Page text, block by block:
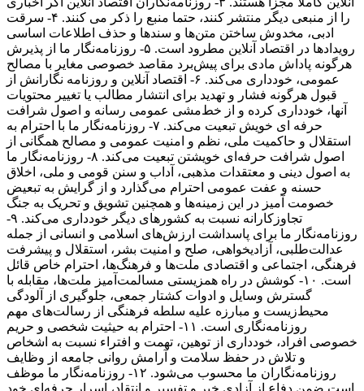
را از منبعی دیگر منتشر کنند، حتما منبع را ذکر می کنند. ۴- سرقت
ادبی، مخدوش ساختن متن‌ها و سندها و حذف اطلاعات اساسی
رویدادها در اقتصاد آنلاین مطرود است. ۵- روزنامه‌نگار ما از پذیرش
هرگونه پاداش مادی برای پیش‌برد مقاصد خصوصی مغایر با مصالح
عمومی، خودداری می‌کند. ۶- اقتصاد آنلاین و روزنامه نگارانش از
قبول هرگونه فشار و تهدید برای انتشار مطالب یا تغییر محتویات
آنها، خودداری کرده و از خط‌مشی عمومی رسانه و اصول شرافت
حرفه ای خویش تبعیت می‌کند. ۷- روزنامه‌نگار ما با احترام به
استقلال و حاکمیت ملی، نظم و امنیت عمومی و مصالح همگانی از
اصول شرافت حرفه‌ای خویشتن تبعیت می‌کند. ۸- روزنامه‌نگار ما
به اصول دینی و معتقدات مذهبی، آداب و سنن قومی و ملی، اخلاق
حسنه و عفت عمومی احترام می‌گذارد و از گرایش به تبعیض
خصومت آمیز در این زمینه‌ها و همچنین تشویق و تحریک به جنگ
تجاوزکارانه نسبت به کشورهای دیگر خودداری می‌کند. ۹-
روزنامه‌نگار ما برای پاسداشت ارزش‌های اسلامی و انسانی از جمله
عدالت‌طلبی، آزادیخواهی، صلح و امنیت بشر، استقلال و پیشرفت
فرهنگی، اجتماعی و اقتصادی ملت‌ها و فرهنگ‌ها، احترام خاص قائل
است. ۱۰- کوشش در راه همزیستی مسالمت‌آمیز ملت‌ها، مقابله با
گسترش وسایل و ادوات کشتار جمعی، جلوگیری از آلودگی
محیط‌زیست و مبارزه علیه سلطه فرهنگی از رسالت‌های مهم
روزنامه‌نگاری است. ۱۱- احترام به حیثیت شخصی و حریم
خصوصی افراد، خودداری از توهین، تهمت و افتراء نسبت به اشخاص
و تلاش در حفظ سلامت و آرامش روانی جامعه از وظایف
روزنامه‌نگاران ما محسوب می‌شود. ۱۲- روزنامه‌نگار ما موظف